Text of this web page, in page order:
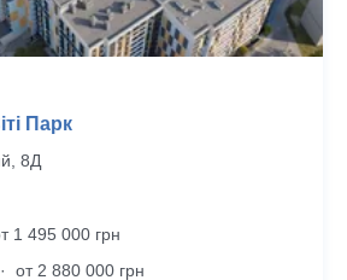
Парк
8Д
1 495 000 грн
·
от 2 880 000 грн